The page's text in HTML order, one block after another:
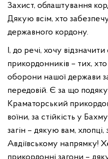
Захист, облаштування
Дякую всім, хто
державного кордону.
І, до речі, хочу
прикордонників – тих,
оборони нашої держави
передовій. Є за що
Краматорський
воїни, за стійкість у
загін – дякую вам,
Авдіївському напрямку!